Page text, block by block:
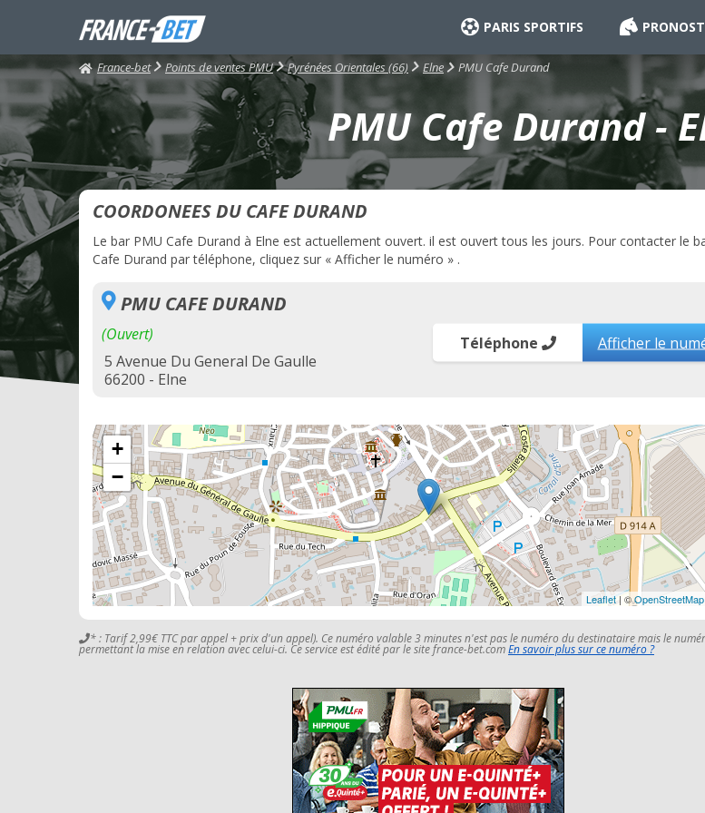
PARIS SPORTIFS
France-bet Points de ventes PMU Pyrénées Orientales (66) Elne PMU Cafe Durand
PMU Cafe Durand -
COORDONEES DU CAFE DURAND
Le bar PMU Cafe Durand à Elne est actuellement ouvert. il est ouvert tous les jours. Pour contacter le
Cafe Durand par téléphone, cliquez sur « Afficher le numéro » .
PMU CAFE DURAND
(Ouvert)
5 Avenue Du General De Gaulle
66200 - Elne
Téléphone Afficher le
+
−
Leaflet| ©OpenStreetMap
* : Tarif 2,99€ TTC par appel + prix d'un appel). Ce numéro valable 3 minutes n'est pas le numéro du destinataire mais le
permettant la mise en relation avec celui-ci. Ce service est édité par le site france-bet.comEn savoir plus sur ce numéro ?